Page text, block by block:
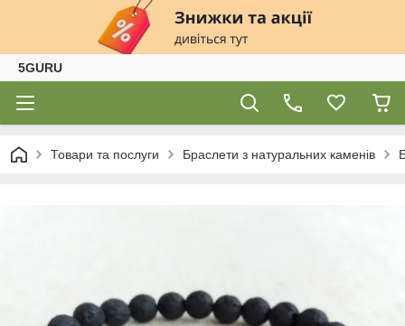
5GURU
Товари та послуги Браслети з натуральних каменів